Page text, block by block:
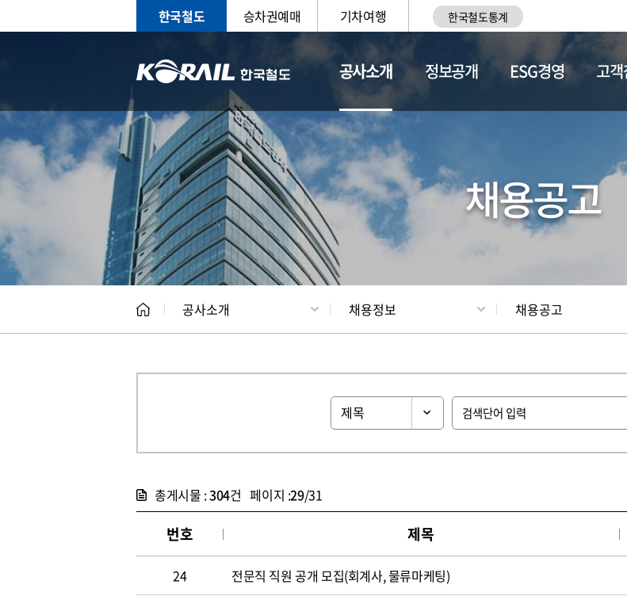
한국철도 승차권예매 기차여행 한국철도통계
공사소개
CEO 일반현황
정보공개 ESG경영 고객
채용공고
공사소개 채용정보 채용공고
총게시물 :304건 페이지 :29/31
번호 제목
24 전문직 직원 공개 모집(회계사, 물류마케팅)